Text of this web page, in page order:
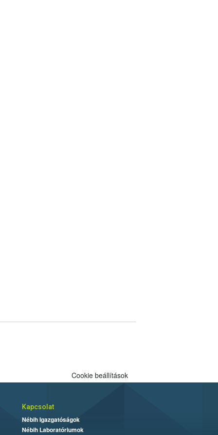
Cookie beállítások
Kapcsolat
Nébih Igazgatóságok
Nébih Laboratóriumok